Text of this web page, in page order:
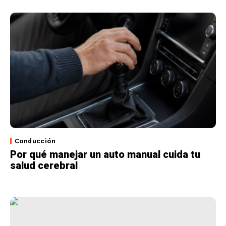
Conducción
Por qué manejar un auto manual cuida tu
salud cerebral